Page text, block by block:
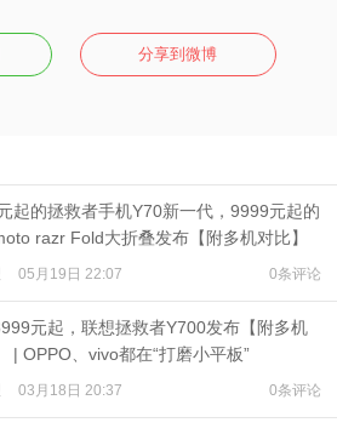
分享到微博
起的拯救者手机Y70新一代，9999元起的
razr Fold大折叠发布【附多机对比】
05月19日 22:07 0条评论
元起，联想拯救者Y700发布【附多机
| OPPO、vivo都在“打磨小平板”
03月18日 20:37 0条评论